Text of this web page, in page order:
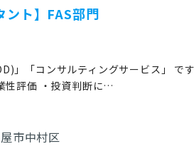
ント】FAS部門
」「コンサルティングサービス」 で
性評価 ・投資判断に…
市中村区